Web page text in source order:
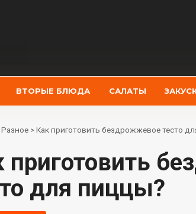
ВТОРЫЕ БЛЮДА САЛАТЫ
Разное >Как приготовить бездрожжевое тесто
для пиццы?